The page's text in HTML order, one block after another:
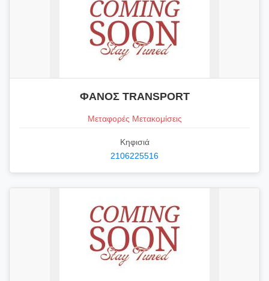
ΦΑΝΟΣ TRANSPORT
Μεταφορές Μετακομίσεις
Κηφισιά
2106225516